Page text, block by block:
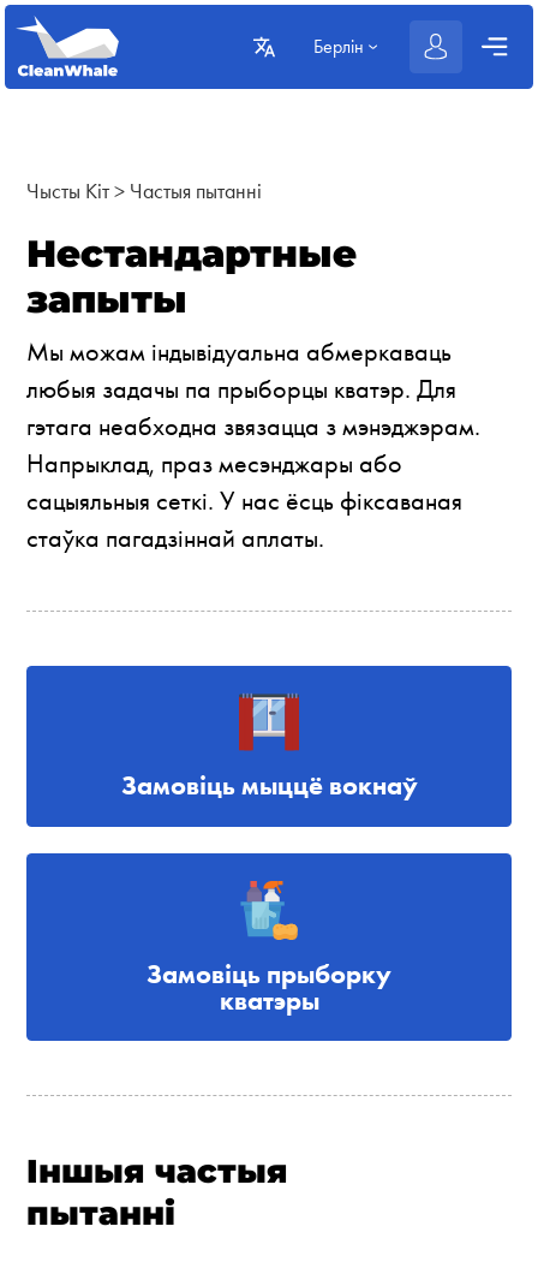
Берлін
Чысты Кіт> Частыя пытанні
Нестандартные
запыты
Мы можам індывідуальна абмеркаваць
любыя задачы па прыборцы кватэр. Для
гэтага неабходна звязацца з мэнэджэрам.
Напрыклад, праз месэнджары або
сацыяльныя сеткі. У нас ёсць фіксаваная
стаўка пагадзіннай аплаты.
Замовіць мыццё вокнаў
Замовіць прыборку
кватэры
Іншыя частыя
пытанні